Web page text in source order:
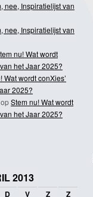
nee, Inspiratielijst van
nee, Inspiratielijst van
nu! Wat wordt
het Jaar 2025?
Wat wordt conXies’
2025?
opStem nu! Wat wordt
het Jaar 2025?
2013
D V Z Z